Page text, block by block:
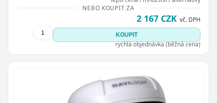
NEBO KOUPIT ZA
2 167 CZK vč. DPH
KOUPIT
rychlá objednávka (běžná cena)